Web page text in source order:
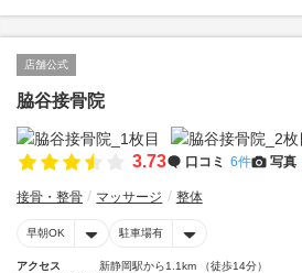
店舗公式
脇谷接骨院
3.73 口コミ 6件 写真
接骨・整骨 マッサージ 整体
早朝OK 駐車場有
アクセス
新静岡駅から1.1km （徒歩14分）